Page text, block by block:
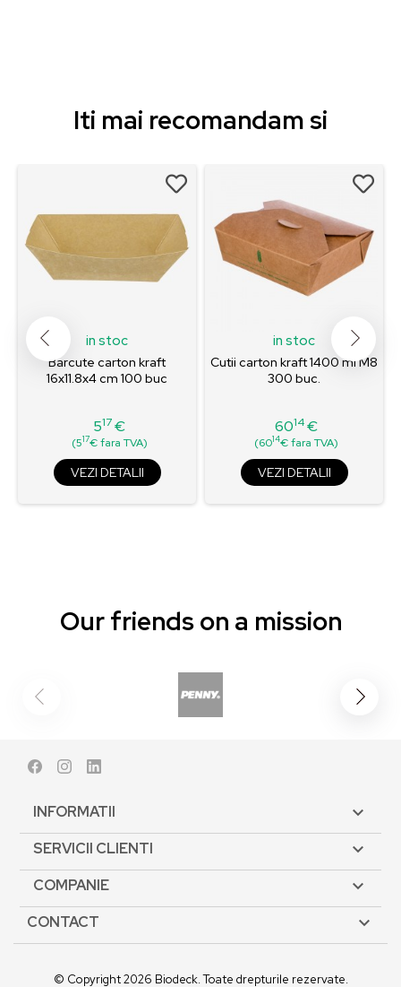
Iti mai recomandam si
in stoc
Barcute carton kraft
16x11.8x4 cm 100 buc
Pret
517€
(517€ fara TVA)
VEZI DETALII
in stoc
Cutii carton kraft 1400 ml M8
300 buc.
Pret
6014€
(6014€ fara TVA)
VEZI DETALII
Our friends on a mission
FacebookInstagram
INFORMATII 
SERVICII CLIENTI 
COMPANIE 
CONTACT 
© Copyright 2026 Biodeck. Toate drepturile rezervate.